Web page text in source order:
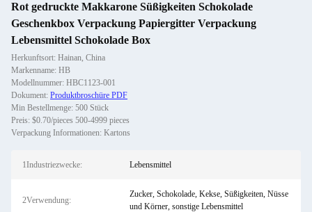
Rot gedruckte Makkarone Süßigkeiten Schokolade
Geschenkbox Verpackung Papiergitter Verpackung
Lebensmittel Schokolade Box
Herkunftsort: Hainan, China
Markenname: HB
Modellnummer: HBC1123-001
Dokument: Produktbroschüre PDF
Min Bestellmenge: 500 Stück
Preis: $0.70/pieces 500-4999 pieces
Verpackung Informationen: Kartons
1Industriezwecke: Lebensmittel
2Verwendung:
Zucker, Schokolade, Kekse, Süßigkeiten, Nüsse
und Körner, sonstige Lebensmittel